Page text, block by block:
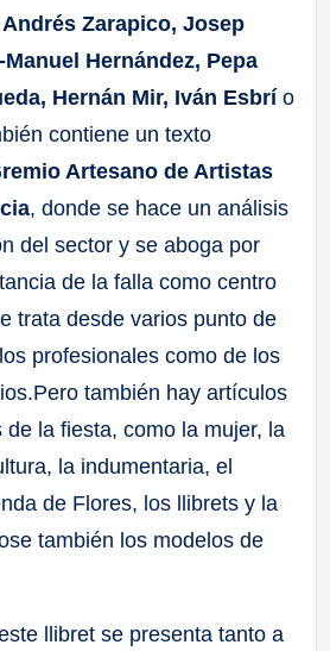
Zarapico, Josep
Hernández, Pepa
Hernán Mir, Iván Esbrío
contiene un texto
Artesano de Artistas
, donde se hace un análisis
del sector y se aboga por
de la falla como centro
trata desde varios punto de
profesionales como de los
también hay artículos
de la fiesta, como la mujer, la
la indumentaria, el
de Flores, los llibrets y la
también los modelos de
llibret se presenta tanto a